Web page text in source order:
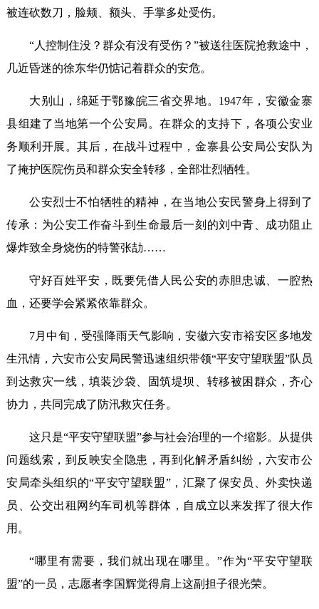
被连砍数刀，脸颊、额头、手掌多处受伤。
“人控制住没？群众有没有受伤？”被送往医院抢救途中，
几近昏迷的徐东华仍惦记着群众的安危。
大别山，绵延于鄂豫皖三省交界地。1947年，安徽金寨
县组建了当地第一个公安局。在群众的支持下，各项公安业
务顺利开展。其后，在战斗过程中，金寨县公安局公安队为
了掩护医院伤员和群众安全转移，全部壮烈牺牲。
公安烈士不怕牺牲的精神，在当地公安民警身上得到了
传承：为公安工作奋斗到生命最后一刻的刘中青、成功阻止
爆炸致全身烧伤的特警张劼……
守好百姓平安，既要凭借人民公安的赤胆忠诚、一腔热
血，还要学会紧紧依靠群众。
7月中旬，受强降雨天气影响，安徽六安市裕安区多地发
生汛情，六安市公安局民警迅速组织带领“平安守望联盟”队员
到达救灾一线，填装沙袋、固筑堤坝、转移被困群众，齐心
协力，共同完成了防汛救灾任务。
这只是“平安守望联盟”参与社会治理的一个缩影。从提供
问题线索，到反映安全隐患，再到化解矛盾纠纷，六安市公
安局牵头组织的“平安守望联盟”，汇聚了保安员、外卖快递
员、公交出租网约车司机等群体，自成立以来发挥了很大作
用。
“哪里有需要，我们就出现在哪里。”作为“平安守望联
盟”的一员，志愿者李国辉觉得肩上这副担子很光荣。